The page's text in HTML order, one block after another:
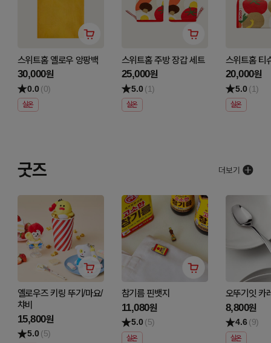
스위트홈 옐로우 앙팡백
30,000원
0.0 (0)
실온
스위트홈 주방 장갑 세트
25,000원
5.0 (1)
실온
스위트홈 티
20,000원
5.0 (1)
실온
굿즈
옐로우즈 키링 뚜기/마요/
챠비
15,800원
5.0 (5)
참기름 핀뱃지
11,080원
5.0 (5)
실온
오뚜기잇 카
8,800원
4.6 (9)
실온